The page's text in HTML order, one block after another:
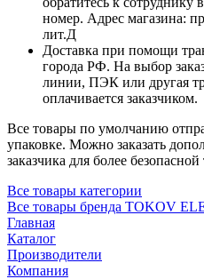
номер. Адрес магазина:
лит.Д
Доставка при помощи
города РФ. На выбор
линии, ПЭК или другая
оплачивается заказчиком.
Все товары по умолчанию
упаковке. Можно заказать
заказчика для более
Все товары категории
Все товары бренда TOKOV
Главная
Каталог
Производители
Компания